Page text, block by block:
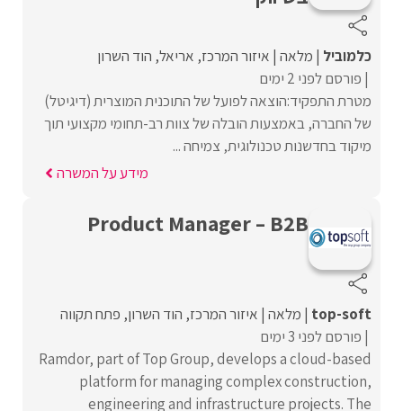
כלמוביל מלאה איזור המרכז אריאל הוד השרון
פורסם לפני 2 ימים
מטרת התפקיד:הוצאה לפועל של התוכנית המוצרית (דיגיטל)
של החברה, באמצעות הובלה של צוות רב-תחומי מקצועי תוך
מיקוד בחדשנות טכנולוגית, צמיחה ...
מידע על המשרה
Product Manager – B2B
top-soft מלאה איזור המרכז הוד השרון פתח תקווה
פורסם לפני 3 ימים
Ramdor, part of Top Group, develops a cloud-based
platform for managing complex construction,
engineering and infrastructure projects. The